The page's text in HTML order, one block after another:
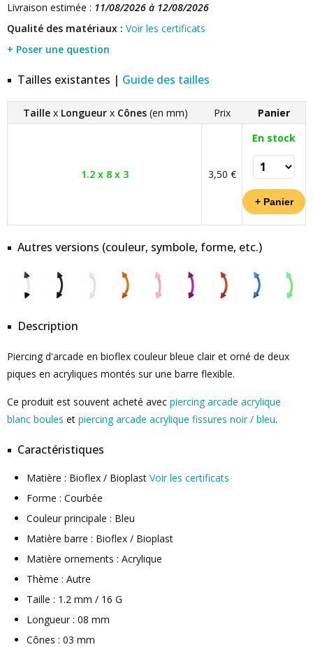
Livraison estimée : 11/08/2026 à 12/08/2026
Qualité des matériaux : Voir les certificats
+ Poser une question
Tailles existantes | Guide des tailles
Taillex Longueurx Cônes(en mm) Prix Panier
1.2 x 8 x 3 3,50 €
En stock
Autres versions (couleur, symbole, forme, etc.)
Description
Piercing d'arcade en bioflex couleur bleue clair et orné de deux
piques en acryliques montés sur une barre flexible.
Ce produit est souvent acheté avec piercing arcade acrylique
blanc boules et piercing arcade acrylique fissures noir / bleu.
Caractéristiques
Matière : Bioflex / Bioplast Voir les certificats
Forme : Courbée
Couleur principale : Bleu
Matière barre : Bioflex / Bioplast
Matière ornements : Acrylique
Thème : Autre
Taille : 1.2 mm / 16 G
Longueur : 08 mm
Cônes : 03 mm